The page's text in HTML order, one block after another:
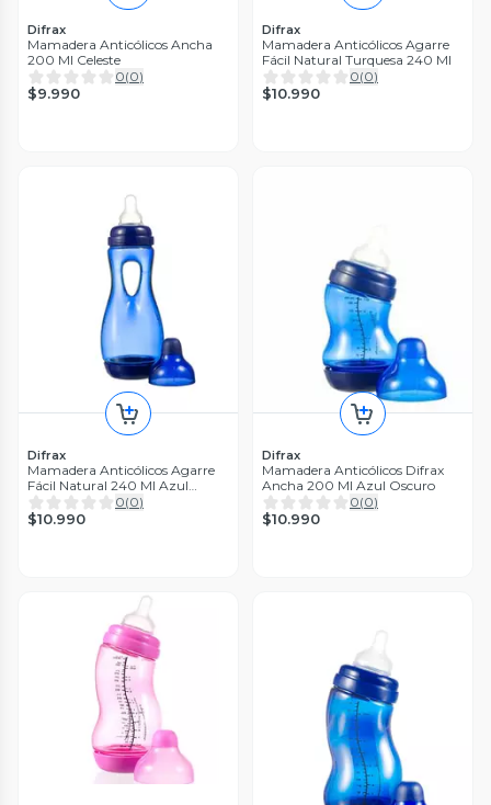
Difrax
Mamadera Anticólicos Ancha
200 Ml Celeste
0(0)
$9.990
Difrax
Mamadera Anticólicos Agarre
Fácil Natural Turquesa 240 Ml
0(0)
$10.990
Difrax
Mamadera Anticólicos Agarre
Fácil Natural 240 Ml Azul
Oscuro
0(0)
$10.990
Difrax
Mamadera Anticólicos Difrax
Ancha 200 Ml Azul Oscuro
0(0)
$10.990